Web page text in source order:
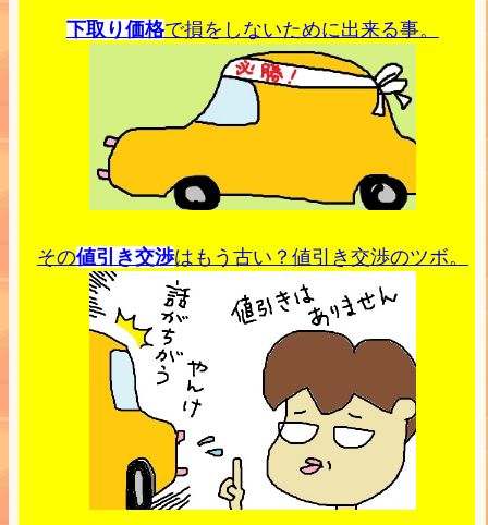
下取り価格で損をしないために出来る事。
その値引き交渉はもう古い？値引き交渉のツボ。